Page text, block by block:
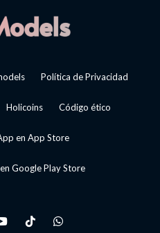
Política de Privacidad
Holicoins Código ético
en App Store
Google Play Store